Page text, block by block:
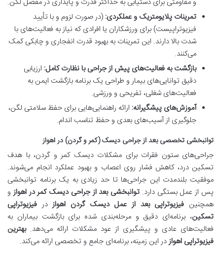
تمرینات پلایومتریک و عملکردی: (در صورت لزوم و با تأیید
فیزیوتراپیست) برای ورزشکاران یا افرادی که نیاز به فعالیت‌های با
شدت بالا دارند. این تمرینات به بهبود قدرت انفجاری و چابکی کمک
می‌کنند.
بازگشت به فعالیت‌های پیش از جراحی با نظارت کامل: ارزیابی
دقیق توانایی‌های بیمار و طراحی یک برنامه بازگشت ایمن به
فعالیت‌های شغلی، تفریحی و ورزشی.
آموزش‌های پیشگیرانه: ارائه راهنمایی‌هایی برای حفظ سلامتی لگن،
جلوگیری از آسیب‌های بعدی و حفظ تناسب اندام.
توانبخشی تخصصی بعد از جراحی دیسک (کمر و گردن) در اهواز
جراحی‌های ستون فقرات برای مشکلات دیسک کمر و گردن، با هدف
تسکین درد، کاهش فشار روی اعصاب و بهبود عملکرد انجام می‌شوند.
موفقیت بلندمدت این جراحی‌ها تا حد زیادی به یک برنامه توانبخشی
پس از عمل بستگی دارد. توانبخشی بعد از جراحی دیسک کمر در اهوازو
همچنین فیزیوتراپی بعد از عمل دیسک گردن اهوازدر فیزیوتراپی
تسکین، برنامه‌ای دقیق و مرحله‌بندی شده برای بازگشت بیماران به
فعالیت‌های عادی و پیشگیری از عود مشکلات ارائه می‌دهد.بهترین
فیزیوتراپی اهوازدر این زمینه، برنامه‌ای جامع و تخصصی ارائه می‌کند.